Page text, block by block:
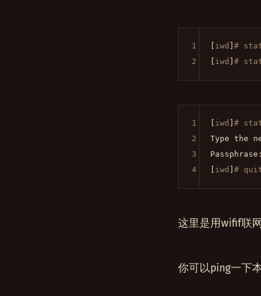
iwd
#
iwd #
1
2
iwd
#
Type the
iwd # quit
1
2
3
4
这里是用wifif联
你可以ping一下